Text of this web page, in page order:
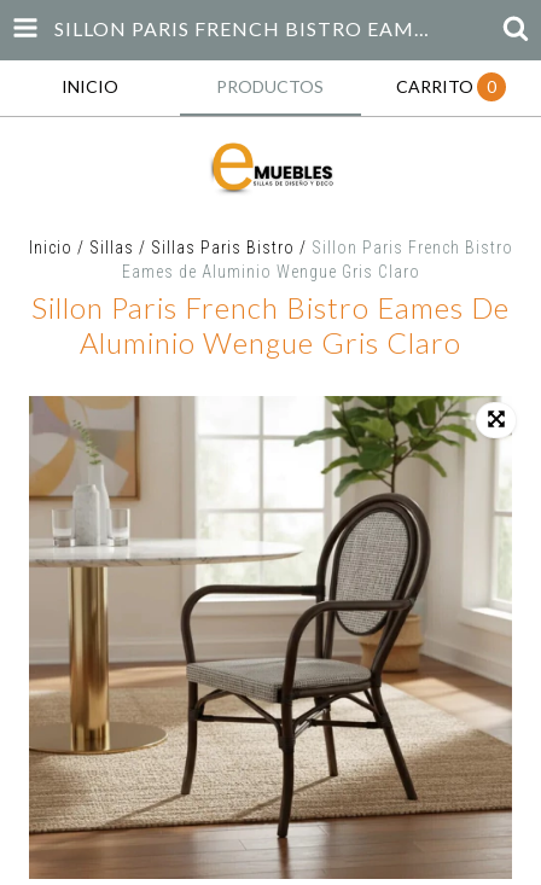
SILLON PARIS FRENCH BISTRO EAMES DE ALUMINIO WENGUE GRIS CLARO
INICIO PRODUCTOS CARRITO 0
Inicio / Sillas / Sillas Paris Bistro / Sillon Paris French Bistro
Eames de Aluminio Wengue Gris Claro
Sillon Paris French Bistro Eames De
Aluminio Wengue Gris Claro